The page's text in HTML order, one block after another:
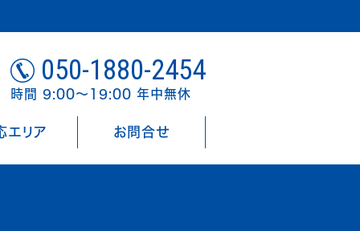
050-1880-2454
時間 9:00～19:00 年中無休
エリア お問合せ